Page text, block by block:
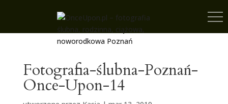
Fotografia-ślubna-Poznań-
Once-Upon-14